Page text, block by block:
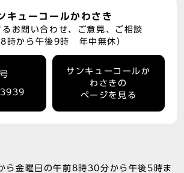
キューコールかわさき
お問い合わせ、ご意見、ご相談
8時から午後9時 年中無休）
サンキューコールか
わさきの
ページを見る
ら金曜日の午前8時30分から午後5時ま